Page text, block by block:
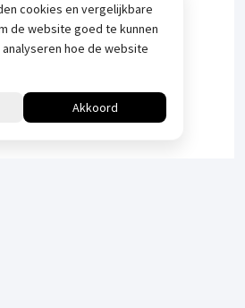
cookies en vergelijkbare
de website goed te kunnen
hoe de website